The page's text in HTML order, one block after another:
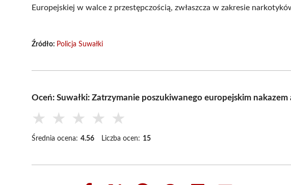
Europejskiej w walce z przestępczością, zwłaszcza w zakresie
Źródło: Policja Suwałki
Oceń: Suwałki: Zatrzymanie poszukiwanego europejskim nakazem
★ ★ ★ ★ ★
Średnia ocena: 4.56 Liczba ocen: 15